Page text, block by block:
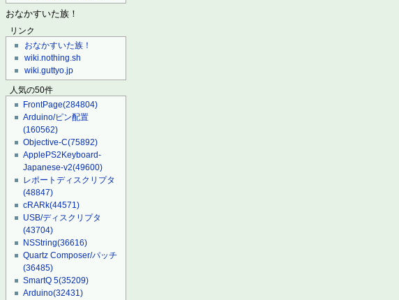
おなかすいた族！
リンク
おなかすいた族！
wiki.nothing.sh
wiki.guttyo.jp
人気の50件
FrontPage(284804)
Arduino/ピン配置
(160562)
Objective-C(75892)
ApplePS2Keyboard-
Japanese-v2(49600)
レポートディスクリプタ
(48847)
cRARk(44571)
USB/ディスクリプタ
(43704)
NSString(36616)
Quartz Composer/パッチ
(36485)
SmartQ 5(35209)
Arduino(32431)